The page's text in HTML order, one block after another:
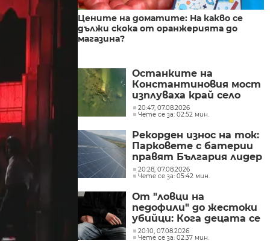
Цените на доматите: На какво се
дължи скока от оранжерията до
магазина?
Останките на
Константиновия мост
изплуваха край село
Гиген
20:47, 07.08.2026
Чете се за: 02:52 мин.
Рекорден износ на ток:
Парковете с батерии
правят България лидер
на пазара
20:28, 07.08.2026
Чете се за: 05:42 мин.
От "ловци на
педофили" до жестоки
убийци: Кога децата се
превръщат в
20:10, 07.08.2026
Чете се за: 02:37 мин.